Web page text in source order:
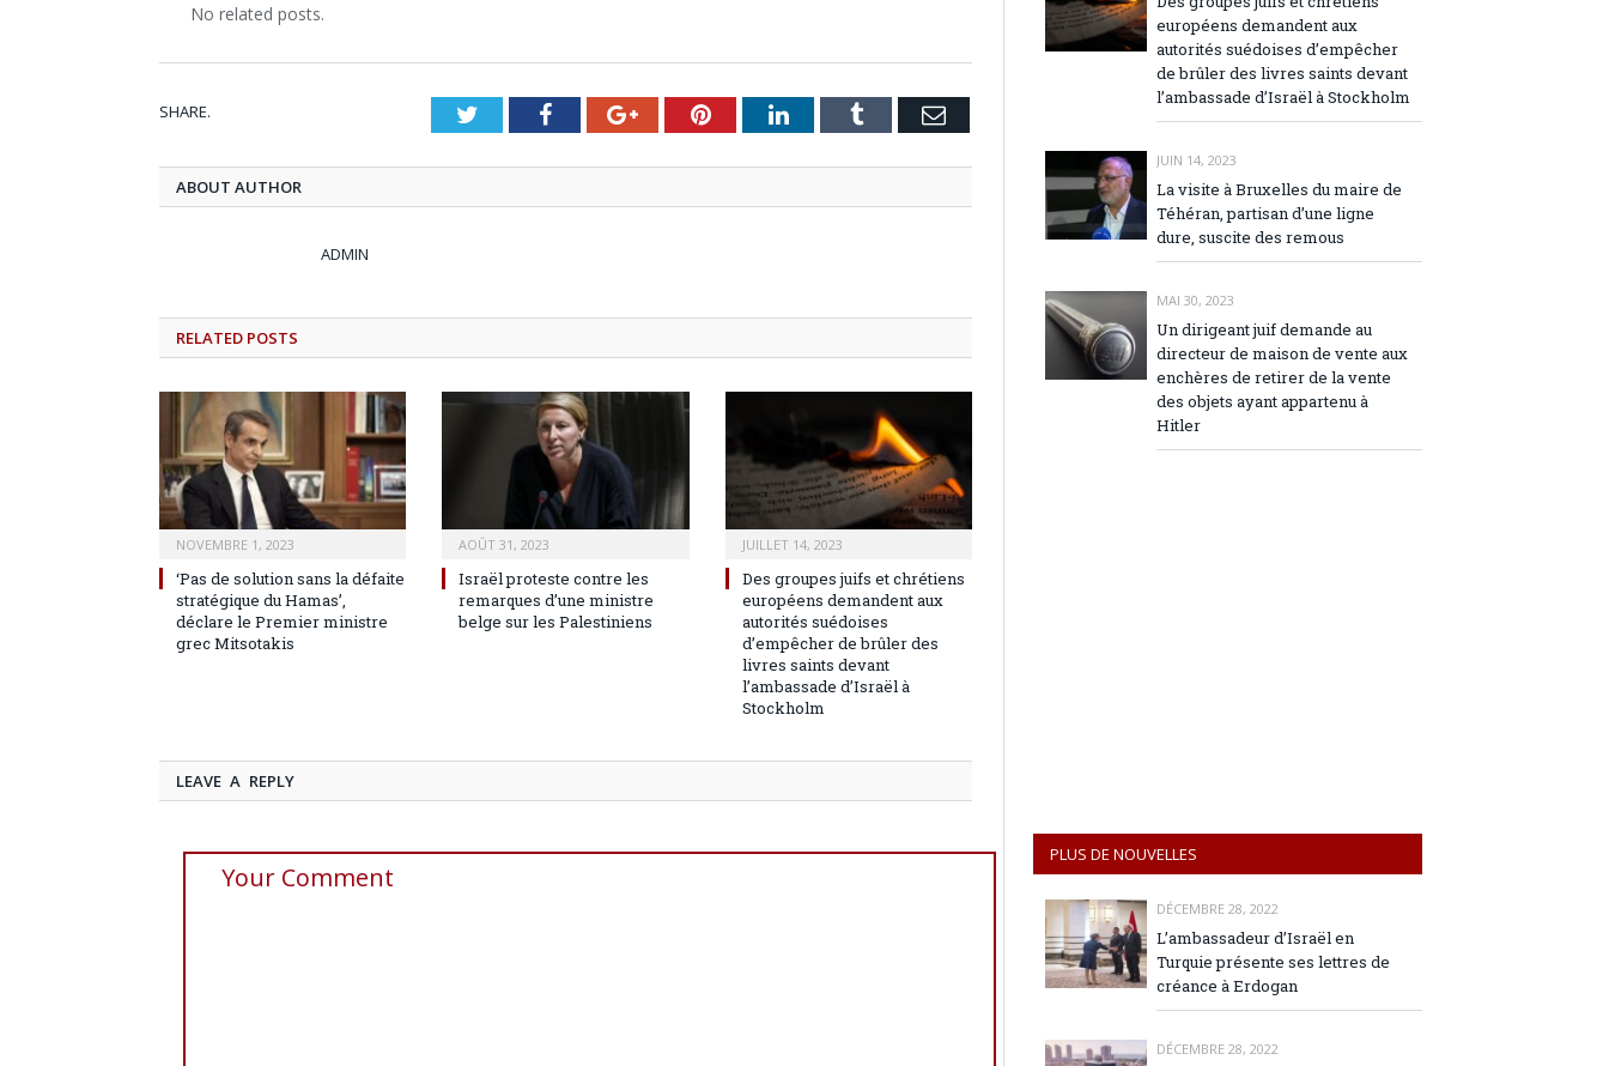
No related posts.
SHARE. TwitterFacebookGoogle+PinterestLinkedInTumblr Email
ABOUT AUTHOR
ADMIN
RELATED POSTS
NOVEMBRE 1, 2023
‘Pas de solution sans la défaite
stratégique du Hamas’,
déclare le Premier ministre
grec Mitsotakis
AOÛT 31, 2023
Israël proteste contre les
remarques d’une ministre
belge sur les Palestiniens
JUILLET 14, 2023
Des groupes juifs et chrétiens
européens demandent aux
autorités suédoises
d’empêcher de brûler des
livres saints devant
l’ambassade d’Israël à
Stockholm
LEAVE A REPLY
européens demandent aux
autorités suédoises d’empêcher
de brûler des livres saints devant
l’ambassade d’Israël à Stockholm
JUIN 14, 2023
La visite à Bruxelles du maire de
Téhéran, partisan d’une ligne
dure, suscite des remous
MAI 30, 2023
Un dirigeant juif demande au
directeur de maison de vente aux
enchères de retirer de la vente
des objets ayant appartenu à
Hitler
PLUS DE NOUVELLES
DÉCEMBRE 28, 2022
L’ambassadeur d’Israël en
Turquie présente ses lettres de
créance à Erdogan
DÉCEMBRE 28, 2022